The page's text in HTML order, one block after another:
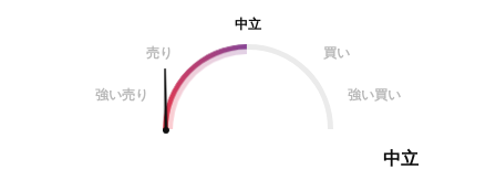
中立
売り
買い
強い売り 強い買い
中立